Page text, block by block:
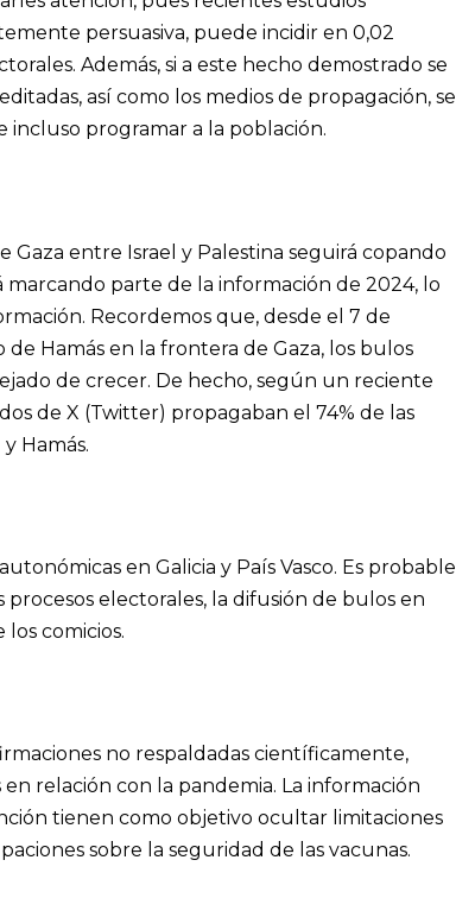
persuasiva, puede incidir en 0,02
Además, si a este hecho demostrado se
así como los medios de propagación, se
programar a la población.
entre Israel y Palestina seguirá copando
parte de la información de 2024, lo
Recordemos que, desde el 7 de
Hamás en la frontera de Gaza, los bulos
de crecer. De hecho, según un reciente
de X (Twitter) propagaban el 74% de las
Hamás.
en Galicia y País Vasco. Es probable
electorales, la difusión de bulos en
comicios.
no respaldadas científicamente,
relación con la pandemia. La información
tienen como objetivo ocultar limitaciones
sobre la seguridad de las vacunas.